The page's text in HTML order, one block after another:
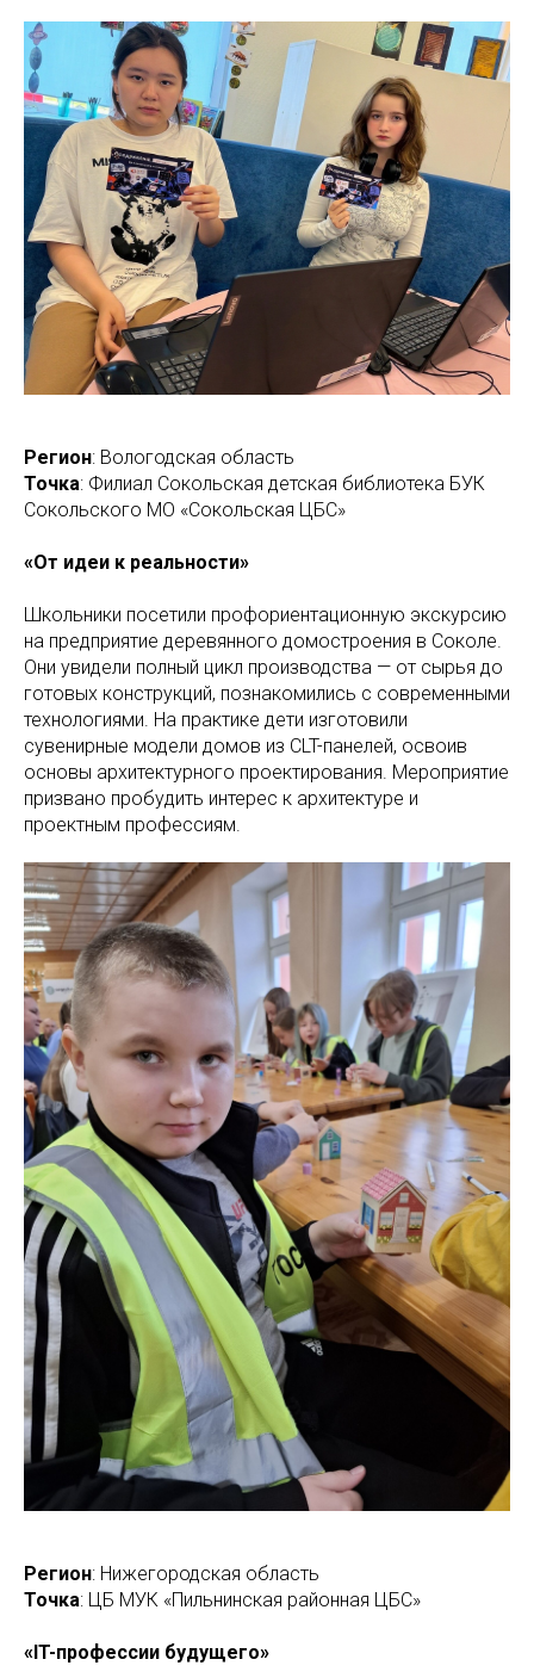
Регион: Вологодская область
Точка: Филиал Сокольская детская библиотека БУК
Сокольского МО «Сокольская ЦБС»
«От идеи к реальности»
Школьники посетили профориентационную экскурсию
на предприятие деревянного домостроения в Соколе.
Они увидели полный цикл производства — от сырья до
готовых конструкций, познакомились с современными
технологиями. На практике дети изготовили
сувенирные модели домов из CLT-панелей, освоив
основы архитектурного проектирования. Мероприятие
призвано пробудить интерес к архитектуре и
проектным профессиям.
Регион: Нижегородская область
Точка: ЦБ МУК «Пильнинская районная ЦБС»
«IT-профессии будущего»